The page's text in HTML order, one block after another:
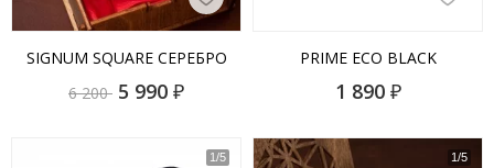
SIGNUM SQUARE СЕРЕБРО
6 200 5 990 ₽
PRIME ECO BLACK
1 890 ₽